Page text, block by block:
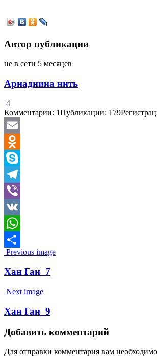
Автор публикации
не в сети 5 месяцев
Ариаднина нить
4
Комментарии: 1Публикации: 179
Email
Odnoklassniki
Skype
Telegram
Viber
VK
WhatsApp
Отправить
Image
navigation
Previous image
Хан Ган_7
Next image
Хан Ган_9
Добавить комментарий
Для отправки комментария вам необходимо